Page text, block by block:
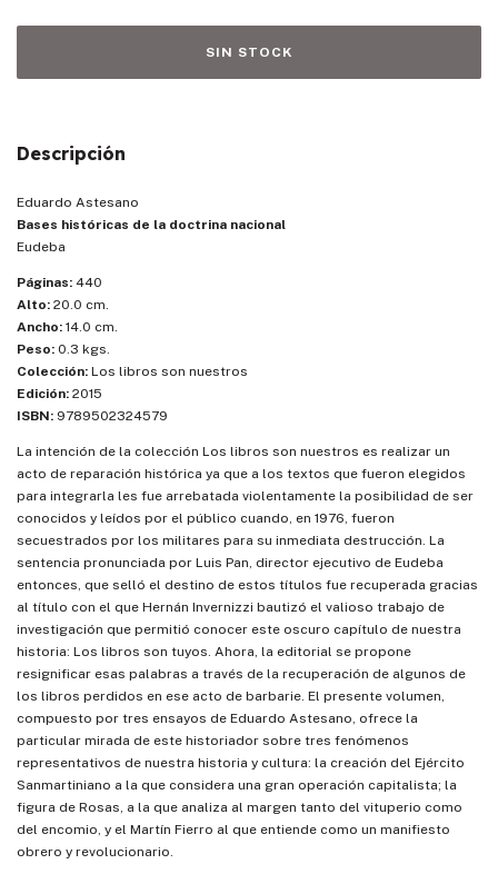
Descripción
Eduardo Astesano
Bases históricas de la doctrina nacional
Eudeba
Páginas: 440
Alto: 20.0 cm.
Ancho: 14.0 cm.
Peso: 0.3 kgs.
Colección: Los libros son nuestros
Edición: 2015
ISBN: 9789502324579
La intención de la colección Los libros son nuestros es realizar un
acto de reparación histórica ya que a los textos que fueron elegidos
para integrarla les fue arrebatada violentamente la posibilidad de ser
conocidos y leídos por el público cuando, en 1976, fueron
secuestrados por los militares para su inmediata destrucción. La
sentencia pronunciada por Luis Pan, director ejecutivo de Eudeba
entonces, que selló el destino de estos títulos fue recuperada gracias
al título con el que Hernán Invernizzi bautizó el valioso trabajo de
investigación que permitió conocer este oscuro capítulo de nuestra
historia: Los libros son tuyos. Ahora, la editorial se propone
resignificar esas palabras a través de la recuperación de algunos de
los libros perdidos en ese acto de barbarie. El presente volumen,
compuesto por tres ensayos de Eduardo Astesano, ofrece la
particular mirada de este historiador sobre tres fenómenos
representativos de nuestra historia y cultura: la creación del Ejército
Sanmartiniano a la que considera una gran operación capitalista; la
figura de Rosas, a la que analiza al margen tanto del vituperio como
del encomio, y el Martín Fierro al que entiende como un manifiesto
obrero y revolucionario.